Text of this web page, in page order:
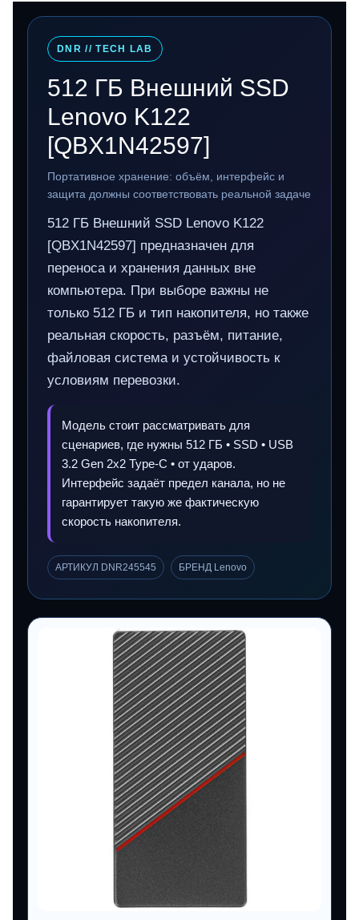
DNR // TECH LAB
512 ГБ Внешний SSD
Lenovo K122
[QBX1N42597]
Портативное хранение: объём, интерфейс и
защита должны соответствовать реальной задаче
512 ГБ Внешний SSD Lenovo K122
[QBX1N42597] предназначен для
переноса и хранения данных вне
компьютера. При выборе важны не
только 512 ГБ и тип накопителя, но также
реальная скорость, разъём, питание,
файловая система и устойчивость к
условиям перевозки.
Модель стоит рассматривать для
сценариев, где нужны 512 ГБ • SSD • USB
3.2 Gen 2x2 Type-C • от ударов.
Интерфейс задаёт предел канала, но не
гарантирует такую же фактическую
скорость накопителя.
АРТИКУЛ DNR245545 БРЕНД Lenovo